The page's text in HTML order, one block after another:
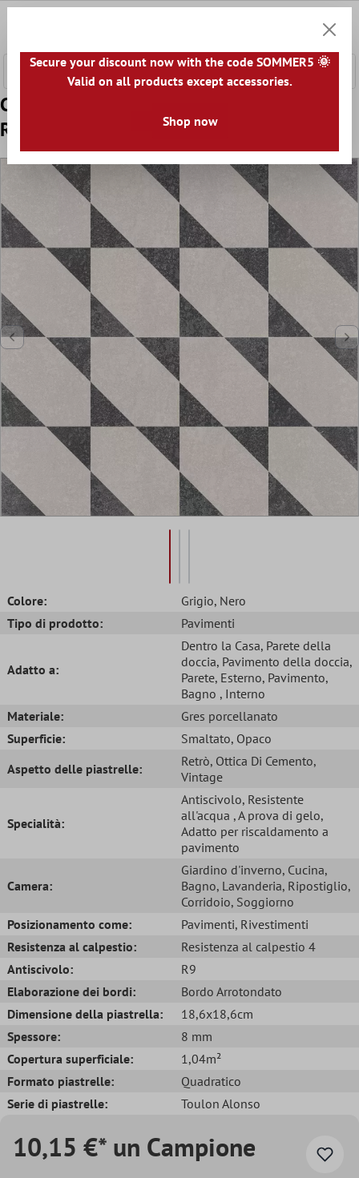
Campione Piastrelle Di Cemento Ottica
Retrò Toulon Alonso 18,6x18,6cm
Colore: Grigio, Nero
Tipo di prodotto:
Pavimenti
Adatto a:
Dentro la Casa, Parete della
doccia, Pavimento della doccia,
Parete, Esterno, Pavimento,
Bagno , Interno
Materiale:
Gres porcellanato
Superficie:
Smaltato, Opaco
Aspetto delle piastrelle:
Retrò, Ottica Di Cemento,
Vintage
Specialità:
Antiscivolo, Resistente
all'acqua , A prova di gelo,
Adatto per riscaldamento a
pavimento
Camera:
Giardino d'inverno, Cucina,
Bagno, Lavanderia, Ripostiglio,
Corridoio, Soggiorno
Posizionamento come:
Pavimenti, Rivestimenti
Resistenza al calpestio:
Resistenza al calpestio 4
Antiscivolo:
R9
Elaborazione dei bordi:
Bordo Arrotondato
Dimensione della piastrella:
18,6x18,6cm
Spessore:
8 mm
Copertura superficiale:
1,04m²
Formato piastrelle:
Quadratico
Serie di piastrelle:
Toulon Alonso
10,15 €* un Campione
Secure your discount now with the code SOMMER5 🌞
Valid on all products except accessories.
Shop now